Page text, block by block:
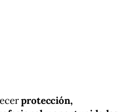
protección,